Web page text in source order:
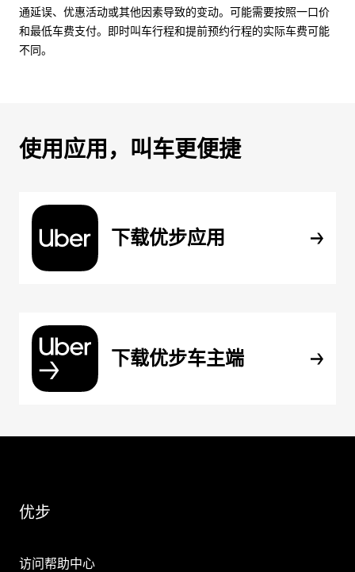
通延误、优惠活动或其他因素导致的变动。可能需要按照一口价
和最低车费支付。即时叫车行程和提前预约行程的实际车费可能
不同。
使用应用，叫车更便捷
下载优步应用
下载优步车主端
优步
访问帮助中心